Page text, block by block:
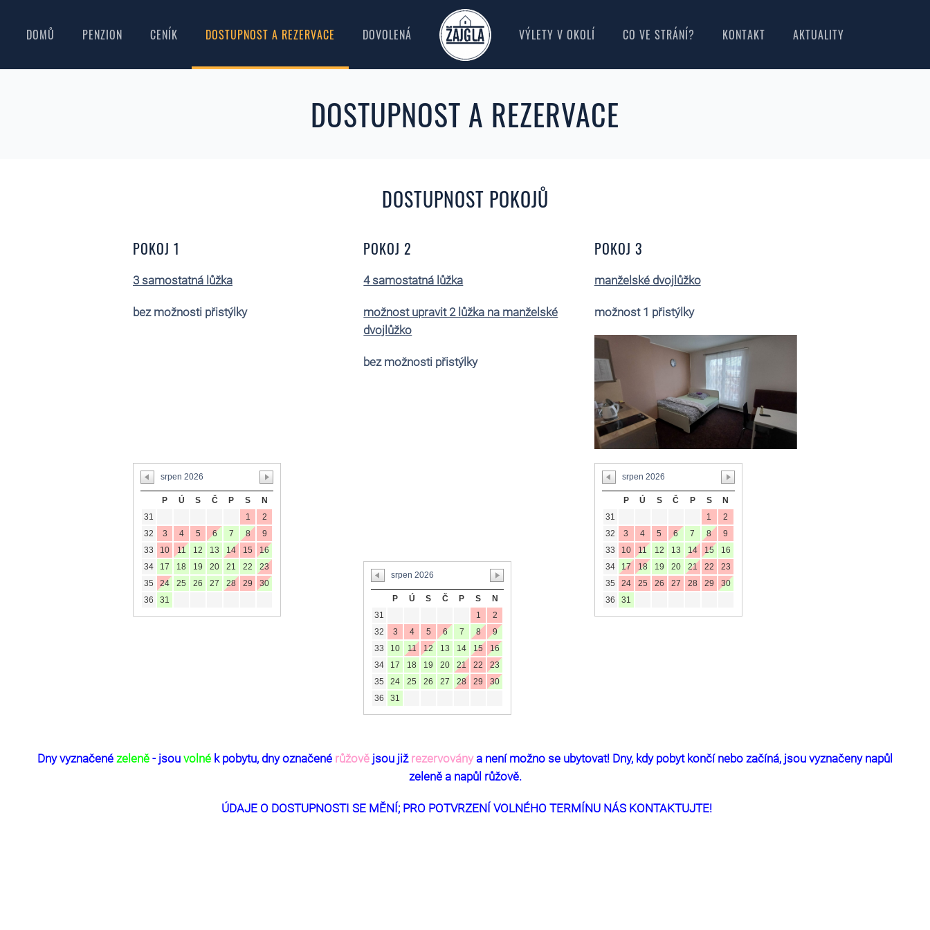
DOMŮ PENZION CENÍK DOSTUPNOST A REZERVACE DOVOLENÁ VÝLETY V OKOLÍ CO VE STRÁNÍ? KONTAKT AKTUALITY
DOSTUPNOST A REZERVACE
DOSTUPNOST POKOJŮ
POKOJ 1
3 samostatná lůžka
bez možnosti přistýlky
P Ú S Č P S
N
31
1
2
32
3 4 5 6 7 8
9
33
10 11 12 13 14 15
16
34
17 18 19 20 21 22
23
35
24 25 26 27 28 29
30
36
31
POKOJ 2
4 samostatná lůžka
možnost upravit 2 lůžka na manželské
dvojlůžko
bez možnosti přistýlky
P Ú S Č P S
N
31
1
2
32
3 4 5 6 7 8
9
33
10 11 12 13 14 15
16
34
17 18 19 20 21 22
23
35
24 25 26 27 28 29
30
36
31
POKOJ 3
manželské dvojlůžko
možnost 1 přistýlky
P Ú S Č P S
N
31
1
2
32
3 4 5 6 7 8
9
33
10 11 12 13 14 15
16
34
17 18 19 20 21 22
23
35
24 25 26 27 28 29
30
36
31
Dny vyznačené zeleně - jsou volné k pobytu, dny označené růžově jsou již rezervoványa není možno se ubytovat! Dny, kdy pobyt končí nebo začíná, jsou vyznačeny napůl
zeleně a napůl růžově.
ÚDAJE O DOSTUPNOSTI SE MĚNÍ; PRO POTVRZENÍ VOLNÉHO TERMÍNU NÁS KONTAKTUJTE!